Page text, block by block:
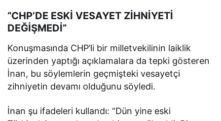
“CHP’DE ESKİ VESAYET ZİHNİYETİ
DEĞİŞMEDİ”
Konuşmasında CHP’li bir milletvekilinin laiklik
üzerinden yaptığı açıklamalara da tepki gösteren
İnan, bu söylemlerin geçmişteki vesayetçi
zihniyetin devamı olduğunu söyledi.
İnan şu ifadeleri kullandı: “Dün yine eski